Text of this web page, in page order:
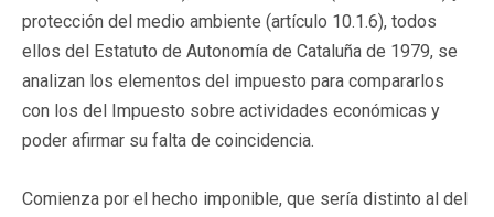
protección del medio ambiente (artículo 10.1.6), todos
ellos del Estatuto de Autonomía de Cataluña de 1979, se
analizan los elementos del impuesto para compararlos
con los del Impuesto sobre actividades económicas y
poder afirmar su falta de coincidencia.
Comienza por el hecho imponible, que sería distinto al del